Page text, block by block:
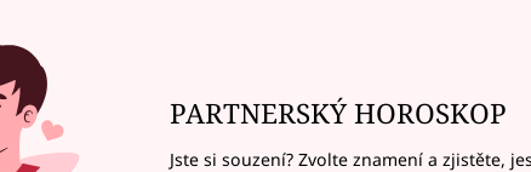
PARTNERSKÝ HOROSKOP
Jste si souzení? Zvolte znamení a zjistěte,